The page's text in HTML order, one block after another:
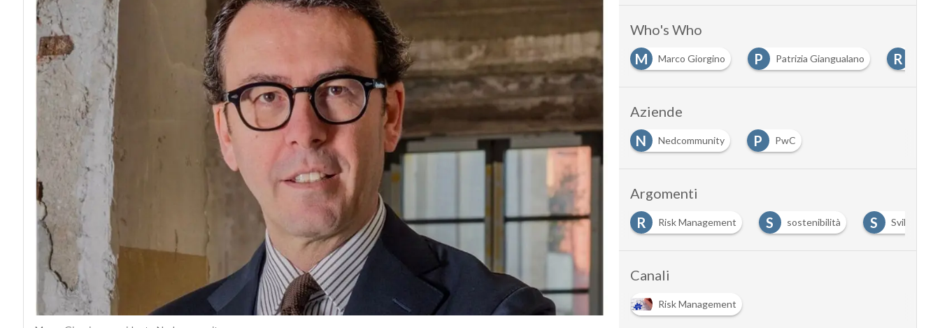
Who's Who
G
Giampiero Bambagioni M Marco Giorgino P Patrizia Giangualano R
Aziende
N
Nedcommunity P PwC
Argomenti
intelligenza artificiale R Risk Management S sostenibilità S Sviluppo
Canali
Risk Management